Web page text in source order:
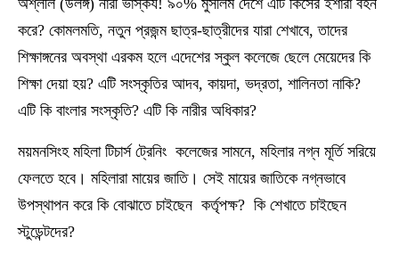
অশ্লীল (উলঙ্গ) নারী ভাস্কর্য! ৯০% মুসলিম দেশে এটি কিসের ইশারা বহন
করে? কোমলমতি, নতুন প্রজন্ম ছাত্র-ছাত্রীদের যারা শেখাবে, তাদের
শিক্ষাঙ্গনের অবস্থা এরকম হলে এদেশের স্কুল কলেজে ছেলে মেয়েদের কি
শিক্ষা দেয়া হয়? এটি সংস্কৃতির আদব, কায়দা, ভদ্রতা, শালিনতা নাকি?
এটি কি বাংলার সংস্কৃতি? এটি কি নারীর অধিকার?
ময়মনসিংহ মহিলা টিচার্স ট্রেনিং কলেজের সামনে, মহিলার নগ্ন মূর্তি সরিয়ে
ফেলতে হবে। মহিলারা মায়ের জাতি। সেই মায়ের জাতিকে নগ্নভাবে
উপস্থাপন করে কি বোঝাতে চাইছেন কর্তৃপক্ষ? কি শেখাতে চাইছেন
স্টুডেন্টদের?